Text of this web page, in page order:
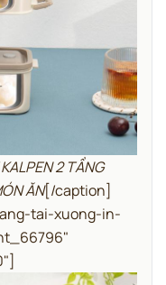
2 TẦNG
ĂN[/caption]
tai-xuong-in-